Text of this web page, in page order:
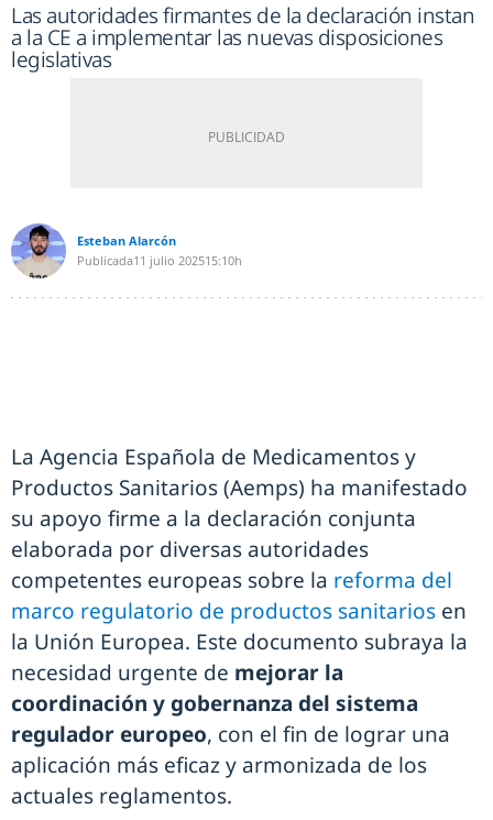
Las autoridades firmantes de la declaración instan
a la CE a implementar las nuevas disposiciones
legislativas
Esteban Alarcón
Publicada11 julio 202515:10h
La Agencia Española de Medicamentos y
Productos Sanitarios (Aemps) ha manifestado
su apoyo firme a la declaración conjunta
elaborada por diversas autoridades
competentes europeas sobre la reforma del
marco regulatorio de productos sanitarios en
la Unión Europea. Este documento subraya la
necesidad urgente de mejorar la
coordinación y gobernanza del sistema
regulador europeo, con el fin de lograr una
aplicación más eficaz y armonizada de los
actuales reglamentos.